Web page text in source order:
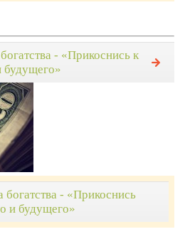
- «Прикоснись к
будущего»
- «Прикоснись
и будущего»